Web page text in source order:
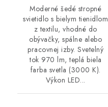
Moderné šedé stropné
svietidlo s bielym tienidlom
z textilu, vhodné do
obývačky, spálne alebo
pracovnej izby. Svetelný
tok 970 lm, teplá biela
farba svetla (3000 K).
Výkon LED...